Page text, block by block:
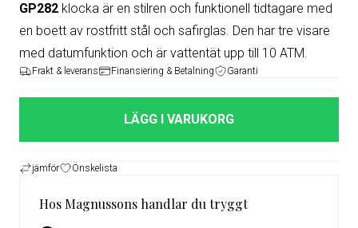
GP282 klocka är en stilren och funktionell tidtagare med
en boett av rostfritt stål och safirglas. Den har tre visare
med datumfunktion och är vattentät upp till 10 ATM.
Frakt & leverans Finansiering & Betalning Garanti
LÄGG I VARUKORG
jämför Önskelista
Hos Magnussons handlar du tryggt